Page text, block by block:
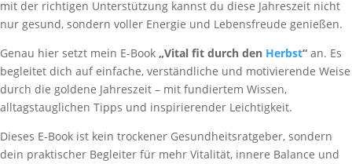
mit der richtigen Unterstützung kannst du diese Jahreszeit nicht
nur gesund, sondern voller Energie und Lebensfreude genießen.
Genau hier setzt mein E-Book „Vital fit durch den Herbst“ an. Es
begleitet dich auf einfache, verständliche und motivierende Weise
durch die goldene Jahreszeit – mit fundiertem Wissen,
alltagstauglichen Tipps und inspirierender Leichtigkeit.
Dieses E-Book ist kein trockener Gesundheitsratgeber, sondern
dein praktischer Begleiter für mehr Vitalität, innere Balance und